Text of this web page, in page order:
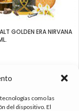
como las
del dispositivo. El
GOLDEN ERA NIRVANA